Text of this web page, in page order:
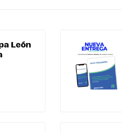
León